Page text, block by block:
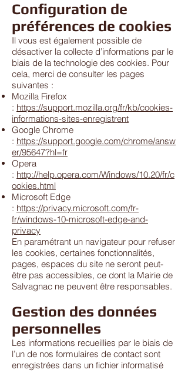
Configuration de
préférences de cookies
Il vous est également possible de
désactiver la collecte d’informations par le
biais de la technologie des cookies. Pour
cela, merci de consulter les pages
suivantes :
Mozilla Firefox
: https://support.mozilla.org/fr/kb/cookies-
informations-sites-enregistrent
Google Chrome
: https://support.google.com/chrome/answ
er/95647?hl=fr
Opera
: http://help.opera.com/Windows/10.20/fr/c
ookies.html
Microsoft Edge
: https://privacy.microsoft.com/fr-
fr/windows-10-microsoft-edge-and-
privacy
En paramétrant un navigateur pour refuser
les cookies, certaines fonctionnalités,
pages, espaces du site ne seront peut-
être pas accessibles, ce dont la Mairie de
Salvagnac ne peuvent être responsables.
Gestion des données
personnelles
Les informations recueillies par le biais de
l’un de nos formulaires de contact sont
enregistrées dans un fichier informatisé